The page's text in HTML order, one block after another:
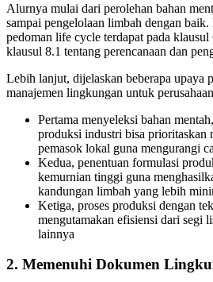
Alurnya mulai dari perolehan bahan
sampai pengelolaan limbah dengan
pedoman life cycle terdapat pada
klausul 8.1 tentang perencanaan dan
Lebih lanjut, dijelaskan beberapa upaya
manajemen lingkungan untuk
Pertama menyeleksi bahan
produksi industri bisa prioritaskan
pemasok lokal guna mengurangi
Kedua, penentuan formulasi
kemurnian tinggi guna
kandungan limbah yang lebih
Ketiga, proses produksi dengan
mengutamakan efisiensi dari segi
lainnya
2. Memenuhi Dokumen